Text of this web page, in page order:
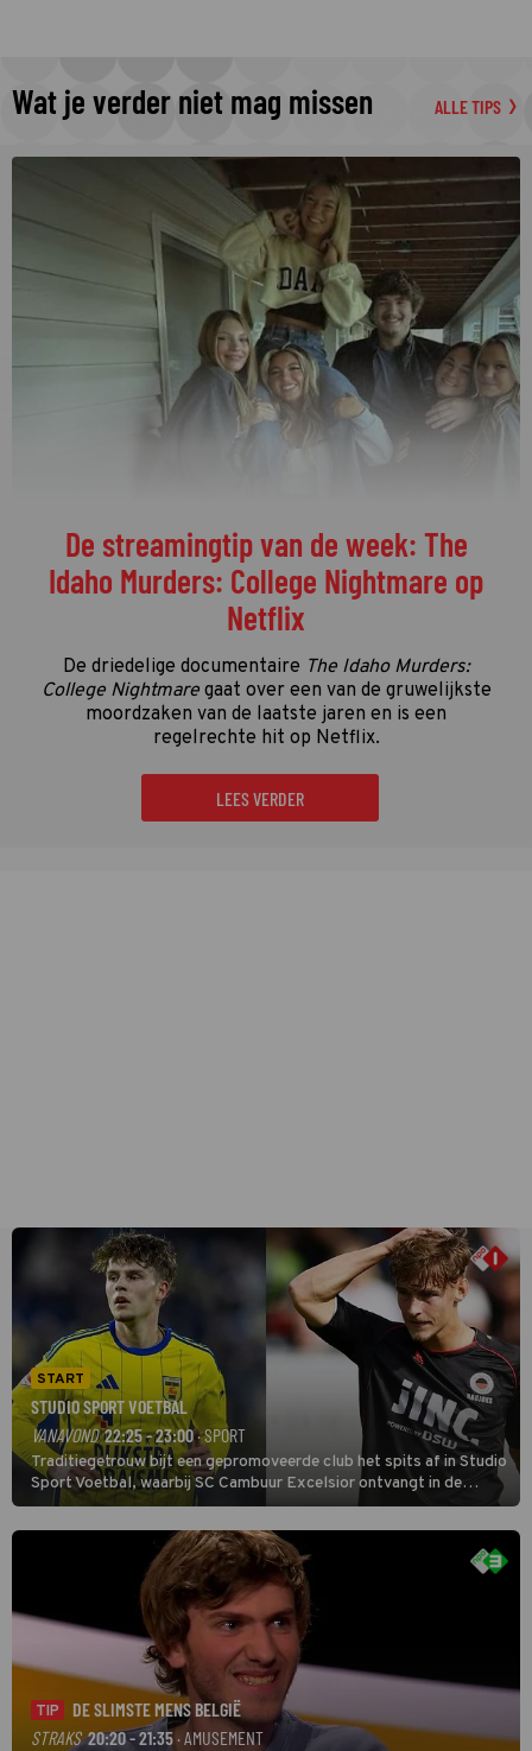
Wat je verder niet mag missen ALLE TIPS
De streamingtip van de week: The
Idaho Murders: College Nightmare op
Netflix
De driedelige documentaire The Idaho Murders:
College Nightmaregaat over een van de gruwelijkste
moordzaken van de laatste jaren en is een
regelrechte hit op Netflix.
LEES VERDER
START
STUDIO SPORT VOETBAL
VANAVOND 22:25 - 23:00· SPORT
Traditiegetrouw bijt een gepromoveerde club het spits af in Studio
Sport Voetbal, waarbij SC Cambuur Excelsior ontvangt in de
eerste wedstrijd van het nieuwe Eredivisieseizoen. De nieuwe
oefenmeester is Johan Plat en hij wil aanvallend voetballen.
TIP
DE SLIMSTE MENS BELGIË
STRAKS 20:20 - 21:35· AMUSEMENT